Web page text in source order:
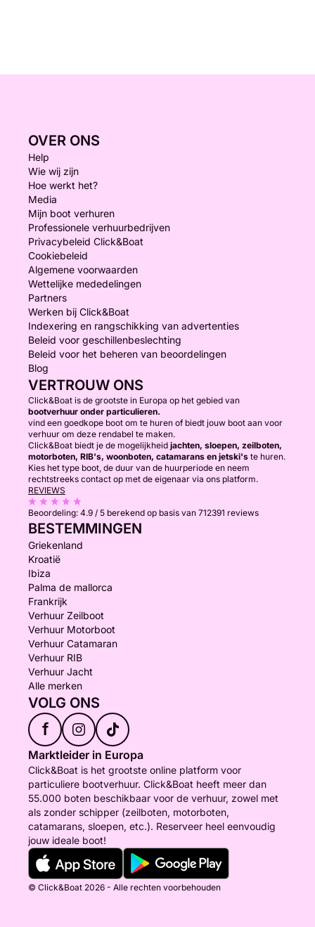
OVER ONS
Help
Wie wij zijn
Hoe werkt het?
Media
Mijn boot verhuren
Professionele verhuurbedrijven
Privacybeleid Click&Boat
Cookiebeleid
Algemene voorwaarden
Wettelijke mededelingen
Partners
Werken bij Click&Boat
Indexering en rangschikking van advertenties
Beleid voor geschillenbeslechting
Beleid voor het beheren van beoordelingen
Blog
VERTROUW ONS
Click&Boat is de grootste in Europa op het gebied van
bootverhuur onder particulieren.
vind een goedkope boot om te huren of biedt jouw boot aan voor
verhuur om deze rendabel te maken.
Click&Boat biedt je de mogelijkheid jachten, sloepen, zeilboten,
motorboten, RIB's, woonboten, catamarans en jetski's te huren.
Kies het type boot, de duur van de huurperiode en neem
rechtstreeks contact op met de eigenaar via ons platform.
REVIEWS
Beoordeling: 4.9 / 5 berekend op basis van 712391 reviews
BESTEMMINGEN
Griekenland
Kroatië
Ibiza
Palma de mallorca
Frankrijk
Verhuur Zeilboot
Verhuur Motorboot
Verhuur Catamaran
Verhuur RIB
Verhuur Jacht
Alle merken
VOLG ONS
f
Marktleider in Europa
Click&Boat is het grootste online platform voor
particuliere bootverhuur. Click&Boat heeft meer dan
55.000 boten beschikbaar voor de verhuur, zowel met
als zonder schipper (zeilboten, motorboten,
catamarans, sloepen, etc.). Reserveer heel eenvoudig
jouw ideale boot!
© Click&Boat 2026 - Alle rechten voorbehouden